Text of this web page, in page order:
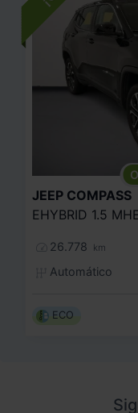
JEEP COMPASS
26.778 km
Automático
ECO